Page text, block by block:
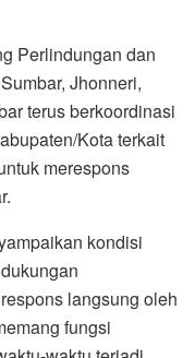
Perlindungan dan
Jhonneri,
terus berkoordinasi
Kota terkait
merespons
kondisi
langsung oleh
fungsi